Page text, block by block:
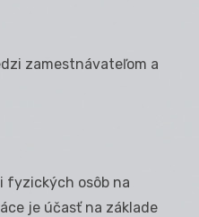
zamestnávateľom a
fyzických osôb na
je účasť na základe